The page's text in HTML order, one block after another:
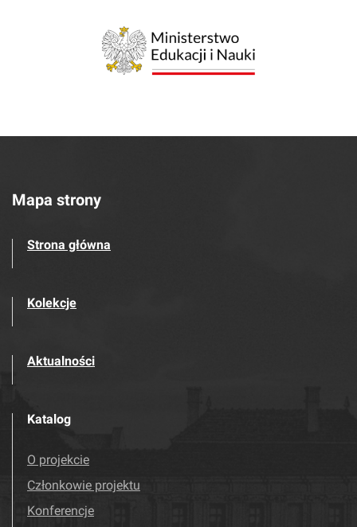
Mapa strony
Strona główna
Kolekcje
Aktualności
Katalog
O projekcie
Członkowie projektu
Konferencje